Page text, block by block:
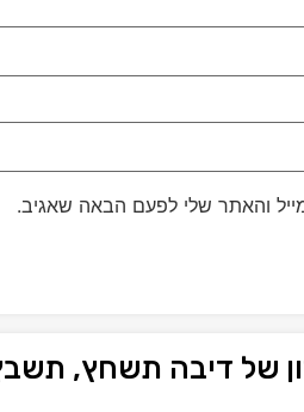
והאתר שלי לפעם הבאה שאגיב.
של דיבה תשחץ,